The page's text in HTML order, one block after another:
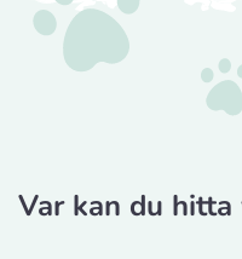
Var kan du